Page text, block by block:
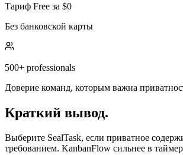
Тариф Free за $0
Без банковской карты
500+ professionals
Доверие команд, которым важна
Краткий вывод.
Выберите SealTask, если приватное
требованием. KanbanFlow сильнее в